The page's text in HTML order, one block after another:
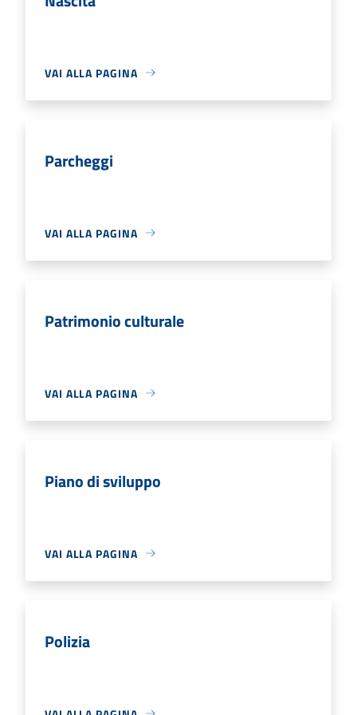
VAI ALLA PAGINA
Parcheggi
VAI ALLA PAGINA
Patrimonio culturale
VAI ALLA PAGINA
Piano di sviluppo
VAI ALLA PAGINA
Polizia